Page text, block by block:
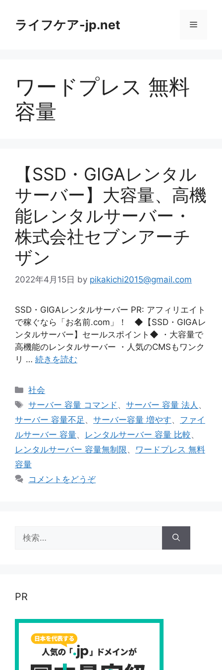
ライフケア-jp.net メ
ワードプレス 無料
容量
【SSD・GIGAレンタル
サーバー】大容量、高機
能レンタルサーバー・
株式会社セブンアーチ
ザン
2022年4月15日 by pikakichi2015@gmail.com
SSD・GIGAレンタルサーバー PR: アフィリエイト
で稼ぐなら「お名前.com」！ ◆【SSD・GIGAレ
ンタルサーバー】セールスポイント◆ ・大容量で
高機能のレンタルサーバー ・人気のCMSもワンク
リ … 続きを読む
カ
テ
ゴ
リ
ー
社会
タ
サーバー 容量 コマンド 、サーバー 容量 法人 、
サーバー 容量不足 、 サーバー容量 増やす、 ファイ
ルサーバー 容量、 レンタルサーバー 容量 比較、
レンタルサーバー 容量無制限 、 ワードプレス 無料
容量
コメントをどうぞ
索:
PR